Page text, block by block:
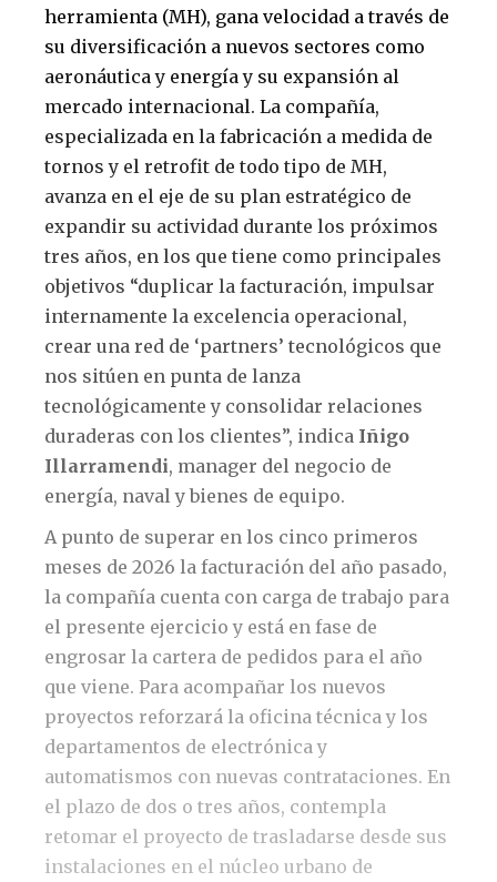
herramienta (MH), gana velocidad a través de
su diversificación a nuevos sectores como
aeronáutica y energía y su expansión al
mercado internacional. La compañía,
especializada en la fabricación a medida de
tornos y el retrofit de todo tipo de MH,
avanza en el eje de su plan estratégico de
expandir su actividad durante los próximos
tres años, en los que tiene como principales
objetivos “duplicar la facturación, impulsar
internamente la excelencia operacional,
crear una red de ‘partners’ tecnológicos que
nos sitúen en punta de lanza
tecnológicamente y consolidar relaciones
duraderas con los clientes”, indica Iñigo
Illarramendi, manager del negocio de
energía, naval y bienes de equipo.
A punto de superar en los cinco primeros
meses de 2026 la facturación del año pasado,
la compañía cuenta con carga de trabajo para
el presente ejercicio y está en fase de
engrosar la cartera de pedidos para el año
que viene. Para acompañar los nuevos
proyectos reforzará la oficina técnica y los
departamentos de electrónica y
automatismos con nuevas contrataciones. En
el plazo de dos o tres años, contempla
retomar el proyecto de trasladarse desde sus
instalaciones en el núcleo urbano de